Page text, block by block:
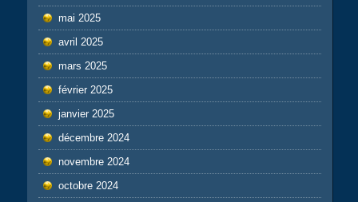
mai 2025
avril 2025
mars 2025
février 2025
janvier 2025
décembre 2024
novembre 2024
octobre 2024